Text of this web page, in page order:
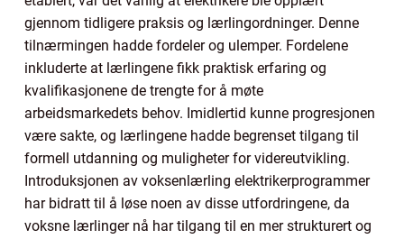
gjennom tidligere praksis og lærlingordninger. Denne
tilnærmingen hadde fordeler og ulemper. Fordelene
inkluderte at lærlingene fikk praktisk erfaring og
kvalifikasjonene de trengte for å møte
arbeidsmarkedets behov. Imidlertid kunne progresjonen
være sakte, og lærlingene hadde begrenset tilgang til
formell utdanning og muligheter for videreutvikling.
Introduksjonen av voksenlærling elektrikerprogrammer
har bidratt til å løse noen av disse utfordringene, da
voksne lærlinger nå har tilgang til en mer strukturert og